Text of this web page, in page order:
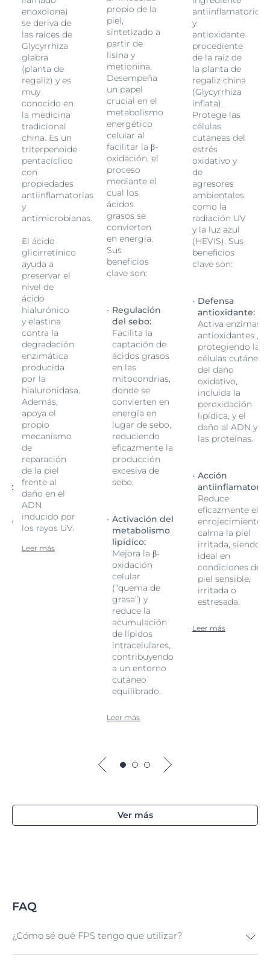
y
enoxolona)
se deriva de
las raíces de
Glycyrrhiza
glabra
(planta de
regaliz) y es
muy
conocido en
la medicina
tradicional
china. Es un
triterpenoide
pentacíclico
con
propiedades
antiinflamatorias
y
antimicrobianas.
El ácido
glicirretínico
ayuda a
preservar el
nivel de
ácido
hialurónico
y elastina
contra la
degradación
enzimática
producida
por la
hialuronidasa.
Además,
apoya el
propio
mecanismo
de
reparación
de la piel
frente al
daño en el
ADN
inducido por
los rayos UV.
Leer más
propio de la
piel,
sintetizado a
partir de
lisina y
metionina.
Desempeña
un papel
crucial en el
metabolismo
energético
celular al
facilitar la β-
oxidación, el
proceso
mediante el
cual los
ácidos
grasos se
convierten
en energía.
Sus
beneficios
clave son:
Regulación
del sebo:
Facilita la
captación de
ácidos grasos
en las
mitocondrias,
donde se
convierten en
energía en
lugar de sebo,
reduciendo
eficazmente la
producción
excesiva de
sebo.
Activación del
metabolismo
lipídico:
Mejora la β-
oxidación
celular
(“quema de
grasa”) y
reduce la
acumulación
de lípidos
intracelulares,
contribuyendo
a un entorno
cutáneo
equilibrado.
Leer más
antiinflamatorio
y
antioxidante
procediente
de la raíz de
la planta de
regaliz china
(Glycyrrhiza
inflata).
Protege las
células
cutáneas del
estrés
oxidativo y
de
agresores
ambientales
como la
radiación UV
y la luz azul
(HEVIS). Sus
beneficios
clave son:
Defensa
antioxidante:
Activa enzimas
antioxidantes ,
protegiendo las
células cutáneas
del daño
oxidativo,
incluida la
peroxidación
lipídica, y el
daño al ADN y a
las proteínas.
Acción
antiinflamatoria:
Reduce
eficazmente el
enrojecimiento y
calma la piel
irritada, siendo
ideal en
condiciones de
piel sensible,
irritada o
estresada.
Leer más
Ver más
FAQ
¿Cómo sé qué FPS tengo que utilizar?